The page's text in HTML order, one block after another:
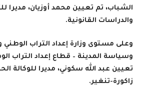
الشباب، تم تعيين محمد أوزيان، مديرا
والدراسات القانونية.
وعلى مستوى وزارة إعداد التراب الوطني
وسياسة المدينة – قطاع إعداد التراب
تعيين عبد الله سكوني، مديرا للوكالة
زاكورة-تنغير.